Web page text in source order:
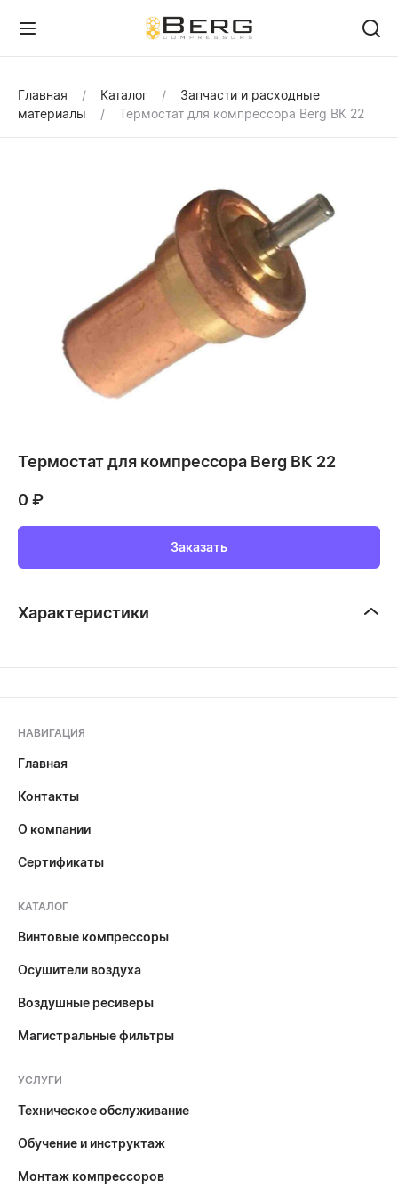
Главная Каталог
Запчасти и расходные
материалы
Термостат для компрессора Berg ВК 22
Термостат для компрессора Berg ВК 22
0 ₽
Заказать
Характеристики
НАВИГАЦИЯ
Главная
Контакты
О компании
Сертификаты
КАТАЛОГ
Винтовые компрессоры
Осушители воздуха
Воздушные ресиверы
Магистральные фильтры
УСЛУГИ
Техническое обслуживание
Обучение и инструктаж
Монтаж компрессоров